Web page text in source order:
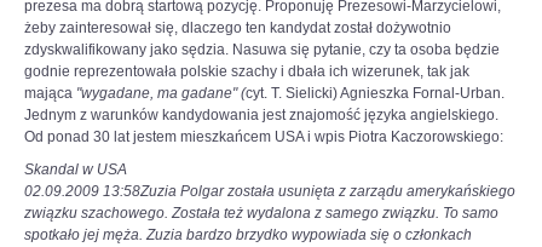
POLITYKA
FILMIKI
Z ARCHIWUM
SZACHIŚCI
prezesa ma dobrą startową pozycję. Proponuję Prezesowi-Marzycielowi,
żeby zainteresował się, dlaczego ten kandydat został dożywotnio
zdyskwalifikowany jako sędzia. Nasuwa się pytanie, czy ta osoba będzie
godnie reprezentowała polskie szachy i dbała ich wizerunek, tak jak
mająca "wygadane, ma gadane" (cyt. T. Sielicki) Agnieszka Fornal-Urban.
Jednym z warunków kandydowania jest znajomość języka angielskiego.
Od ponad 30 lat jestem mieszkańcem USA i wpis Piotra Kaczorowskiego:
Skandal w USA
02.09.2009 13:58Zuzia Polgar została usunięta z zarządu amerykańskiego
związku szachowego. Została też wydalona z samego związku. To samo
spotkało jej męża. Zuzia bardzo brzydko wypowiada się o członkach